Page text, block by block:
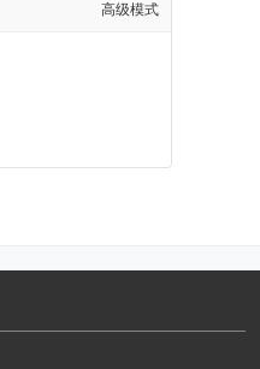
高级模式